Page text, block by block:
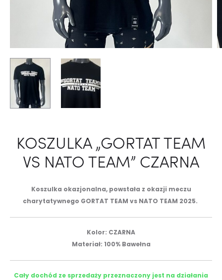
KOSZULKA „GORTAT TEAM
VS NATO TEAM” CZARNA
Koszulka okazjonalna, powstała z okazji meczu
charytatywnego GORTAT TEAM vs NATO TEAM 2025.
Kolor: CZARNA
Materiał: 100% Bawełna
Cały dochód ze sprzedaży przeznaczony jest na działania